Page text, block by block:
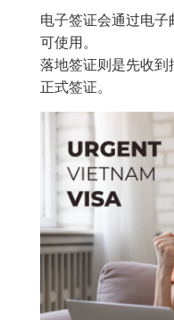
电子签证会通过电子
可使用。
落地签证则是先收
正式签证。